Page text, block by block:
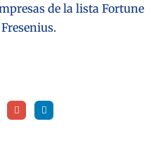
de la lista Fortune